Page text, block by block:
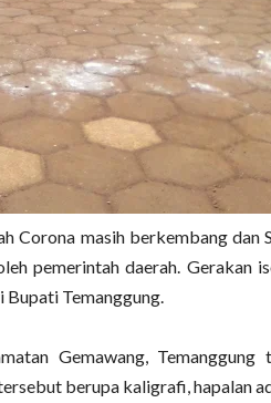
Corona masih berkembang dan
pemerintah daerah. Gerakan
Temanggung.
Gemawang, Temanggung
berupa kaligrafi, hapalan